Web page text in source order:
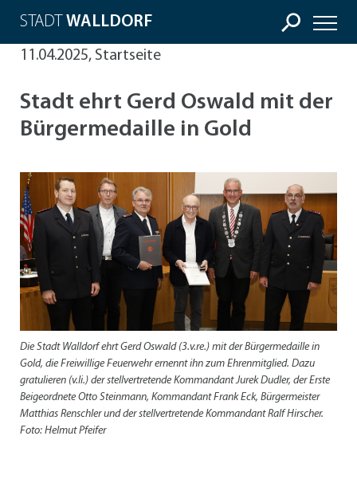
STADT WALLDORF
11.04.2025, Startseite
Stadt ehrt Gerd Oswald mit der
Bürgermedaille in Gold
Die Stadt Walldorf ehrt Gerd Oswald (3.v.re.) mit der Bürgermedaille in
Gold, die Freiwillige Feuerwehr ernennt ihn zum Ehrenmitglied. Dazu
gratulieren (v.li.) der stellvertretende Kommandant Jurek Dudler, der Erste
Beigeordnete Otto Steinmann, Kommandant Frank Eck, Bürgermeister
Matthias Renschler und der stellvertretende Kommandant Ralf Hirscher.
Foto: Helmut Pfeifer